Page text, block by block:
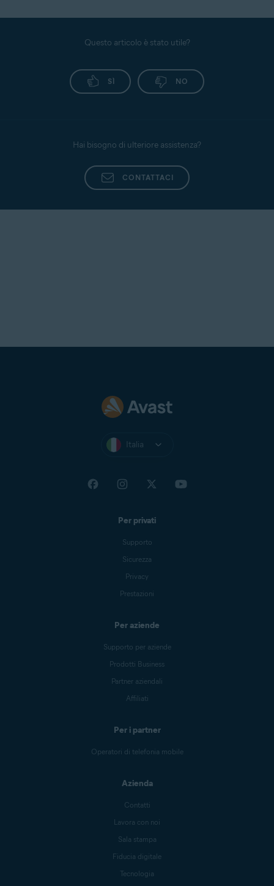
Questo articolo è stato utile?
SÌ NO
Hai bisogno di ulteriore assistenza?
CONTATTACI
Italia
Per privati
Supporto
Sicurezza
Privacy
Prestazioni
Per aziende
Supporto per aziende
Prodotti Business
Partner aziendali
Affiliati
Per i partner
Operatori di telefonia mobile
Azienda
Contatti
Lavora con noi
Sala stampa
Fiducia digitale
Tecnologia